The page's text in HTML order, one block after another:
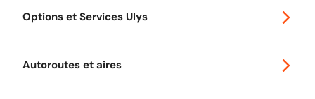
Options et Services Ulys
Autoroutes et aires